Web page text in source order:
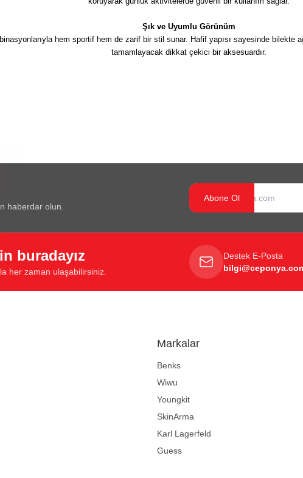
Şık ve Uyumlu Görünüm
hem sportif hem de zarif bir stil sunar. Hafif yapısı sayesinde bilekte
tamamlayacak dikkat çekici bir aksesuardır.
haberdar olun.
Abone Ol
buradayız
her zaman ulaşabilirsiniz.
Destek E-Posta
Markalar
Benks
Wiwu
Youngkit
SkinArma
Karl Lagerfeld
Guess